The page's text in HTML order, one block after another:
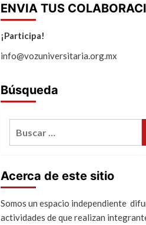
ENVIA TUS
¡Participa!
info@vozuniversitaria.org.mx
Búsqueda
Acerca de este sitio
Somos un espacio independiente
actividades de que realizan